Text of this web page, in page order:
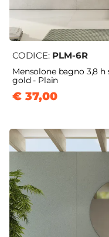
CODICE: PLM-6R
Mensolone bagno 3,8
gold - Plain
€ 37,00